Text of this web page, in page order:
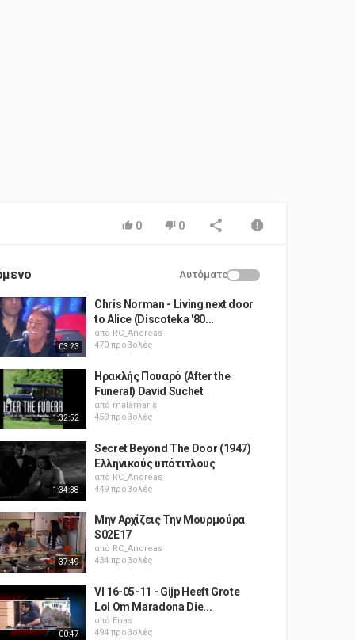
0 0
Αυτόματο
03:23
Chris Norman - Living next door
to Alice (Discoteka '80...
από RC_Andreas
470 προβολές
1:32:52
Ηρακλής Πουαρό (After the
Funeral) David Suchet
από malamaris
459 προβολές
1:34:38
Secret Beyond The Door (1947)
Ελληνικούς υπότιτλους
από RC_Andreas
449 προβολές
37:49
Μην Αρχίζεις Την Μουρμούρα
S02E17
από RC_Andreas
434 προβολές
00:47
VI 16-05-11 - Gijp Heeft Grote
Lol Om Maradona Die...
από Enas
494 προβολές